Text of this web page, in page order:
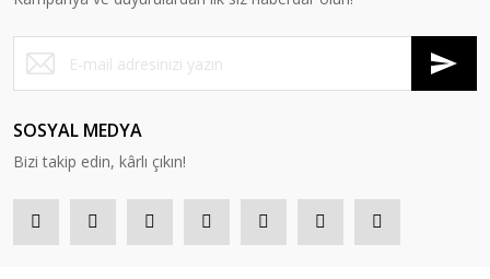
SOSYAL MEDYA
Bizi takip edin, kârlı çıkın!